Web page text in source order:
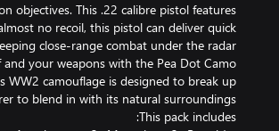
objectives. This .22 calibre pistol features
no recoil, this pistol can deliver quick
your weapons with the Pea Dot Camo
WW2 camouflage is designed to break up